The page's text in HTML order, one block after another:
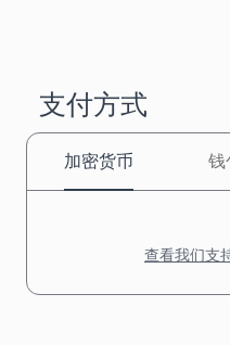
支付方式
加密货币 钱
查看我们支